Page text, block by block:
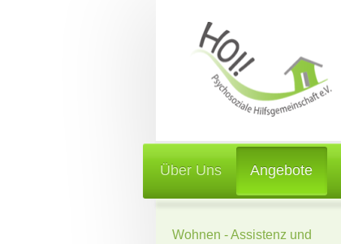
Über Uns Angebote
Wohnen - Assistenz und